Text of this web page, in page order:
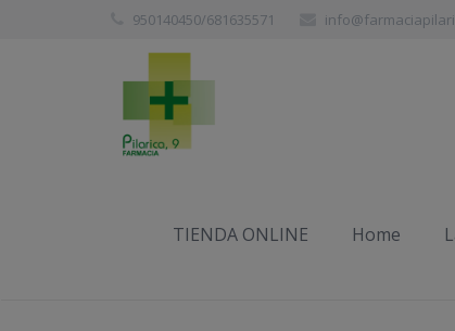
950140450/681635571
TIENDA ONLINE Home
mayo 2021